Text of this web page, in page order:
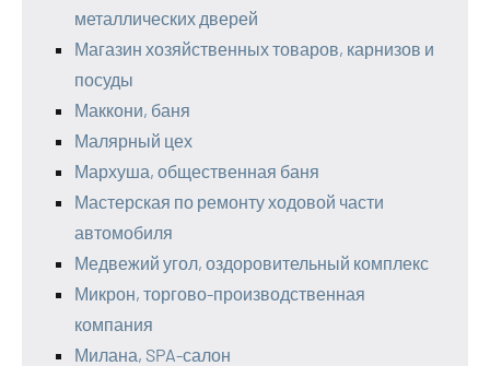
металлических дверей
Магазин хозяйственных товаров, карнизов и
посуды
Маккони, баня
Малярный цех
Мархуша, общественная баня
Мастерская по ремонту ходовой части
автомобиля
Медвежий угол, оздоровительный комплекс
Микрон, торгово-производственная
компания
Милана, SPA-салон